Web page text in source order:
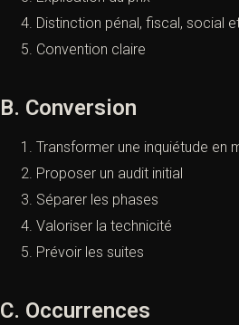
Distinction pénal, fiscal, social
Convention claire
B. Conversion
Transformer une inquiétude en
Proposer un audit initial
Séparer les phases
Valoriser la technicité
Prévoir les suites
C. Occurrences